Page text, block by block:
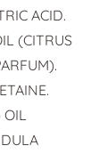
ACID.
(CITRUS